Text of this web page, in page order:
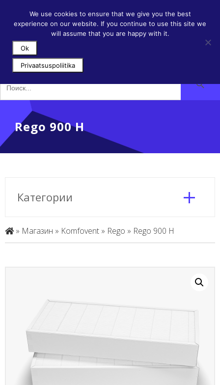
content
info@filtripood.ee +372 50 111 78
for:
Rego 900 H
Категории
» Магазин » Komfovent » Rego » Rego 900 H
We use cookies to ensure that we give you the best
experience on our website. If you continue to use this site we
will assume that you are happy with it.
Ok
Privaatsuspoliitika